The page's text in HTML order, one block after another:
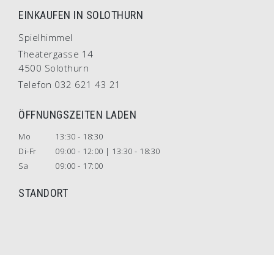
EINKAUFEN IN SOLOTHURN
Spielhimmel
Theatergasse 14
4500 Solothurn
Telefon 032 621 43 21
ÖFFNUNGSZEITEN LADEN
Mo
13:30 - 18:30
Di-Fr
09:00 - 12:00 | 13:30 - 18:30
Sa
09:00 - 17:00
STANDORT